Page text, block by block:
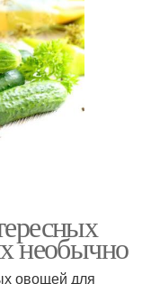
необычно
овощей для